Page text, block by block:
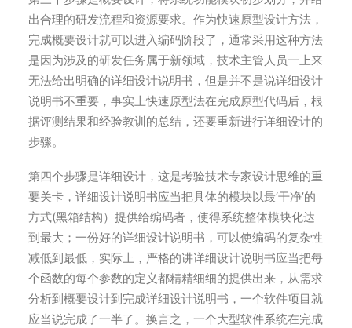
出合理的研发流程和资源要求。作为快速原型设计方法，
完成概要设计就可以进入编码阶段了，通常采用这种方法
是因为涉及的研发任务属于新领域，技术主管人员一上来
无法给出明确的详细设计说明书，但是并不是说详细设计
说明书不重要，事实上快速原型法在完成原型代码后，根
据评测结果和经验教训的总结，还要重新进行详细设计的
步骤。
第四个步骤是详细设计，这是考验技术专家设计思维的重
要关卡，详细设计说明书应当把具体的模块以最‘干净’的
方式(黑箱结构）提供给编码者，使得系统整体模块化达
到最大；一份好的详细设计说明书，可以使编码的复杂性
减低到最低，实际上，严格的讲详细设计说明书应当把每
个函数的每个参数的定义都精精细细的提供出来，从需求
分析到概要设计到完成详细设计说明书，一个软件项目就
应当说完成了一半了。换言之，一个大型软件系统在完成